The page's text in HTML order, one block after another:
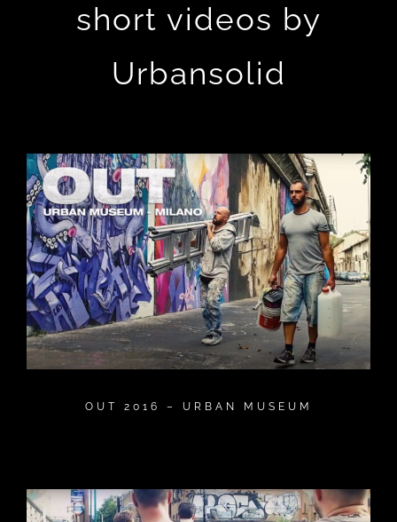
short videos by
Urbansolid
OUT 2016 – URBAN MUSEUM